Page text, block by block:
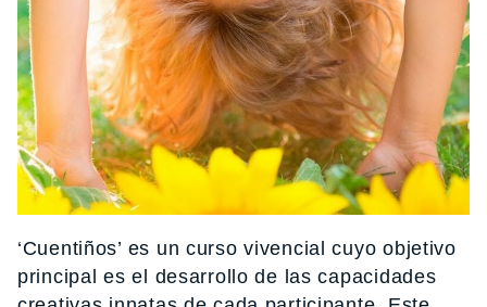
‘Cuentiños’ es un curso vivencial cuyo objetivo
principal es el desarrollo de las capacidades